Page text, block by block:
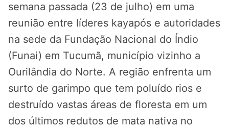
semana passada (23 de julho) em uma
reunião entre líderes kayapós e autoridades
na sede da Fundação Nacional do Índio
(Funai) em Tucumã, município vizinho a
Ourilândia do Norte. A região enfrenta um
surto de garimpo que tem poluído rios e
destruído vastas áreas de floresta em um
dos últimos redutos de mata nativa no